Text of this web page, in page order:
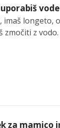
longeto,
zmočiti z
za mamico